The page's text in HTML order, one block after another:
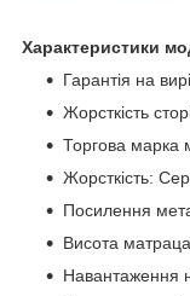
Характеристики
Гарантія на
Жорсткість
Торгова марка
Жорсткість:
Посилення
Висота
Навантаження